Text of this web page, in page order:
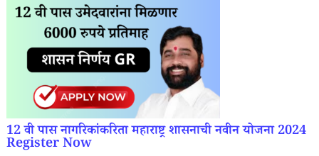
12 वी पास नागरिकांकरिता महाराष्ट्र शासनाची नवीन योजना 2024
Register Now